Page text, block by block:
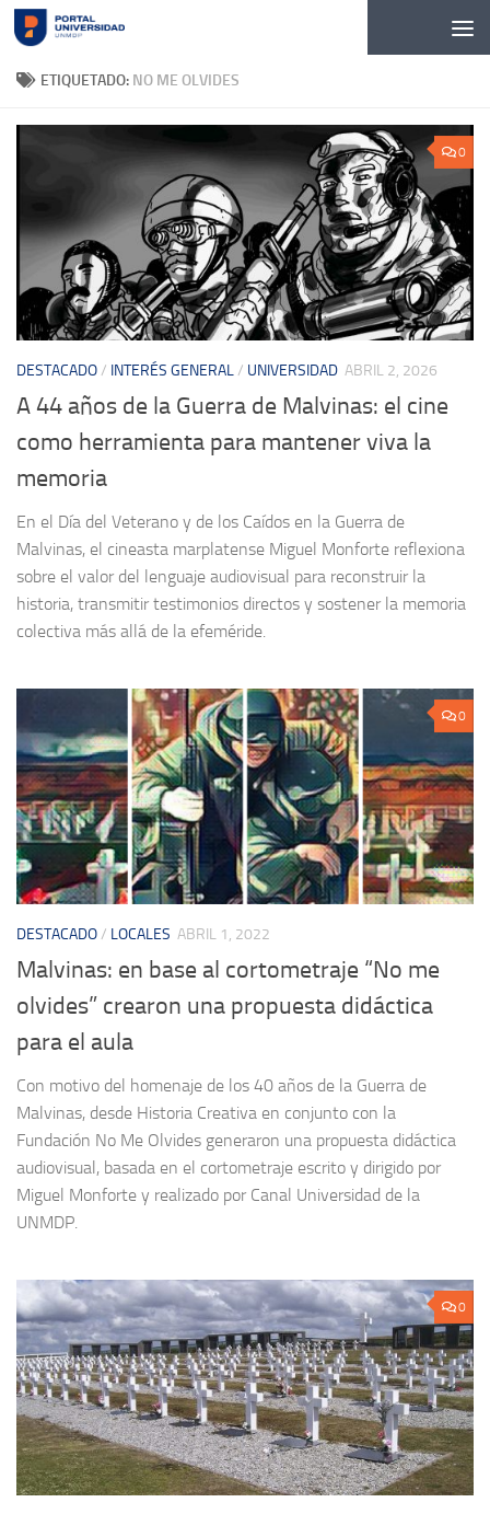
Skip to content
ETIQUETADO: NO ME OLVIDES
0
DESTACADO/ INTERÉS GENERAL/ UNIVERSIDAD ABRIL 2, 2026
A 44 años de la Guerra de Malvinas: el cine
como herramienta para mantener viva la
memoria
En el Día del Veterano y de los Caídos en la Guerra de
Malvinas, el cineasta marplatense Miguel Monforte reflexiona
sobre el valor del lenguaje audiovisual para reconstruir la
historia, transmitir testimonios directos y sostener la memoria
colectiva más allá de la efeméride.
0
DESTACADO/ LOCALES ABRIL 1, 2022
Malvinas: en base al cortometraje “No me
olvides” crearon una propuesta didáctica
para el aula
Con motivo del homenaje de los 40 años de la Guerra de
Malvinas, desde Historia Creativa en conjunto con la
Fundación No Me Olvides generaron una propuesta didáctica
audiovisual, basada en el cortometraje escrito y dirigido por
Miguel Monforte y realizado por Canal Universidad de la
UNMDP.
0